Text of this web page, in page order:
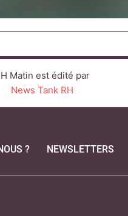
Matin est édité par
News Tank RH
? NEWSLETTERS